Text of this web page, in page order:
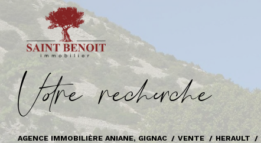
Vore recece
AGENCE IMMOBILIÈRE ANIANE, GIGNAC VENTE HERAULT